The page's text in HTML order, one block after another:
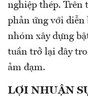
nghiệp thép. Trên
phản ứng với diễn
nhóm xây dựng
tuần trở lại đây
ảm đạm.
LỢI NHUẬN